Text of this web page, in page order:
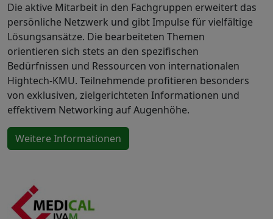
Die aktive Mitarbeit in den Fachgruppen erweitert das
persönliche Netzwerk und gibt Impulse für vielfältige
Lösungsansätze. Die bearbeiteten Themen
orientieren sich stets an den spezifischen
Bedürfnissen und Ressourcen von internationalen
Hightech-KMU. Teilnehmende profitieren besonders
von exklusiven, zielgerichteten Informationen und
effektivem Networking auf Augenhöhe.
Weitere Informationen